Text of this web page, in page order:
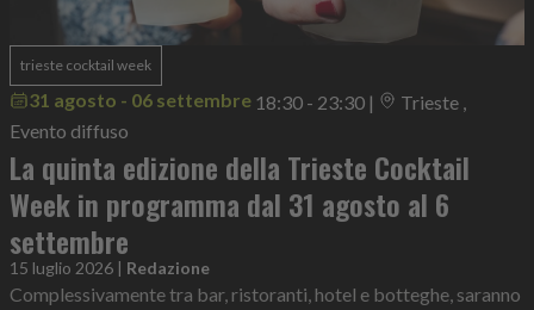
trieste cocktail week
31 agosto - 06 settembre 18:30 - 23:30 |
Trieste ,
Evento diffuso
La quinta edizione della Trieste Cocktail
Week in programma dal 31 agosto al 6
settembre
15 luglio 2026 | Redazione
Complessivamente tra bar, ristoranti, hotel e botteghe, saranno